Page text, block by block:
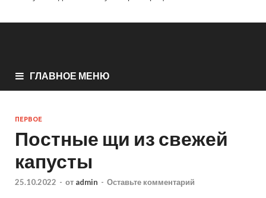
ГЛАВНОЕ МЕНЮ
ПЕРВОЕ
Постные щи из свежей
капусты
25.10.2022 - от admin - Оставьте комментарий